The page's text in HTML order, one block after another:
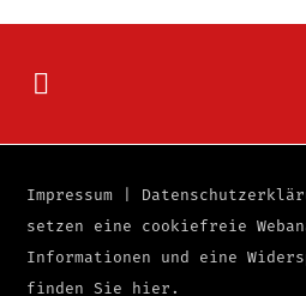
Impressum
setzen eine cookiefreie
Informationen und eine
finden Sie
hier .